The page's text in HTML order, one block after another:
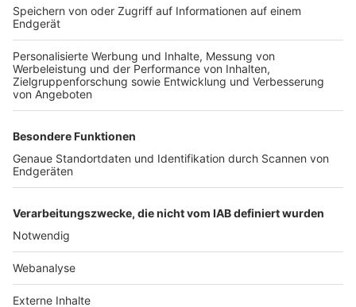
TOP-VEREINE
TOP-PARTNER
Nutzungsbedingungen Datenschutz Impressum